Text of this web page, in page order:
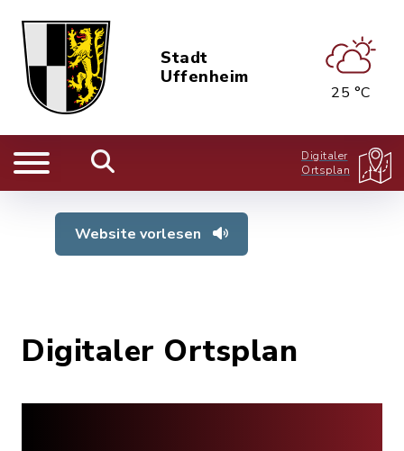
Stadt
Uffenheim
25 °C
Digitaler
Ortsplan
Website vorlesen
Digitaler Ortsplan